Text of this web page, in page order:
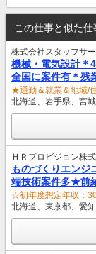
この仕事と似た
株式会社スタッフサ
機械・電気設計＊
全国に案件有＊残
★通勤＆就業＆地域/
北海道、岩手県、宮
ＨＲプロビジョン株
ものづくりエン
端技術案件多★前
☆初年度想定年収：
北海道、東京都、愛